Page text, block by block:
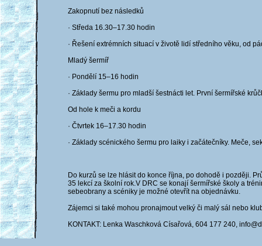
Zakopnutí bez následků
· Středa 16.30–17.30 hodin
· Řešení extrémních situací v životě lidí středního věku, od
Mladý šermíř
· Pondělí 15–16 hodin
· Základy šermu pro mladší šestnácti let. První šermířské
Od hole k meči a kordu
· Čtvrtek 16–17.30 hodin
· Základy scénického šermu pro laiky i začátečníky. Meče,
Do kurzů se lze hlásit do konce října, po dohodě i později.
35 lekcí za školní rok.V DRC se konají šermířské školy a
sebeobrany a scéniky je možné otevřít na objednávku.
Zájemci si také mohou pronajmout velký či malý sál nebo
KONTAKT: Lenka Waschková Císařová, 604 177 240,